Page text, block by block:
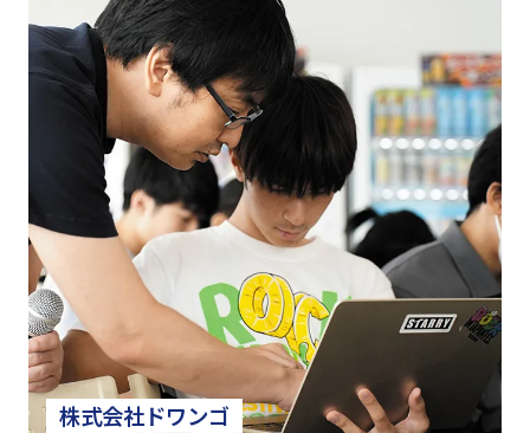
株式会社ドワンゴ